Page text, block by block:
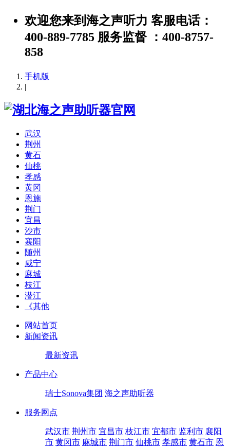
欢迎您来到海之声听力 客服电话：
400-889-7785 服务监督 ：400-8757-
858
手机版
|
武汉
荆州
黄石
仙桃
孝感
黄冈
恩施
荆门
宜昌
沙市
襄阳
随州
咸宁
麻城
枝江
潜江
《其他
网站首页
新闻资讯
最新资讯
产品中心
瑞士Sonova集团 海之声助听器
服务网点
武汉市 荆州市 宜昌市 枝江市 宜都市 监利市 襄阳
市 黄冈市 麻城市 荆门市 仙桃市 孝感市 黄石市 恩